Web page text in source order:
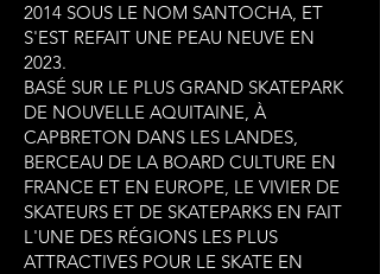
2014 SOUS LE NOM SANTOCHA, ET
S'EST REFAIT UNE PEAU NEUVE EN
2023.
BASÉ SUR LE PLUS GRAND SKATEPARK
DE NOUVELLE AQUITAINE, À
CAPBRETON DANS LES LANDES,
BERCEAU DE LA BOARD CULTURE EN
FRANCE ET EN EUROPE, LE VIVIER DE
SKATEURS ET DE SKATEPARKS EN FAIT
L'UNE DES RÉGIONS LES PLUS
ATTRACTIVES POUR LE SKATE EN